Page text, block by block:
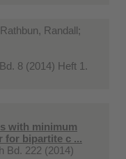
Randall;
8 (2014) Heft 1.
with minimum
for bipartite c ...
Bd. 222 (2014)